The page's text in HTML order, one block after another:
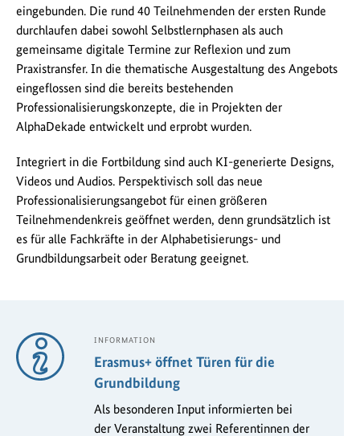
eingebunden. Die rund 40 Teilnehmenden der ersten Runde
durchlaufen dabei sowohl Selbstlernphasen als auch
gemeinsame digitale Termine zur Reflexion und zum
Praxistransfer. In die thematische Ausgestaltung des Angebots
eingeflossen sind die bereits bestehenden
Professionalisierungskonzepte, die in Projekten der
AlphaDekade entwickelt und erprobt wurden.
Integriert in die Fortbildung sind auch KI-generierte Designs,
Videos und Audios. Perspektivisch soll das neue
Professionalisierungsangebot für einen größeren
Teilnehmendenkreis geöffnet werden, denn grundsätzlich ist
es für alle Fachkräfte in der Alphabetisierungs- und
Grundbildungsarbeit oder Beratung geeignet.
INFORMATION
Erasmus+ öffnet Türen für die
Grundbildung
Als besonderen Input informierten bei
der Veranstaltung zwei Referentinnen der